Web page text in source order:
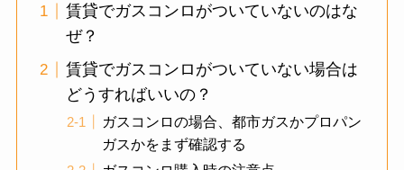
賃貸でガスコンロがついていないのはな
ぜ？
賃貸でガスコンロがついていない場合は
どうすればいいの？
ガスコンロの場合、都市ガスかプロパン
ガスかをまず確認する